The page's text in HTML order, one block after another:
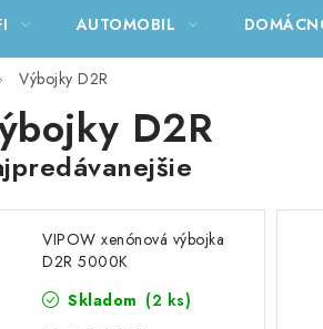
AUTOMOBIL
Výbojky D2R
D2R
VIPOW xenónová výbojka
D2R 5000K
Skladom (2 ks)